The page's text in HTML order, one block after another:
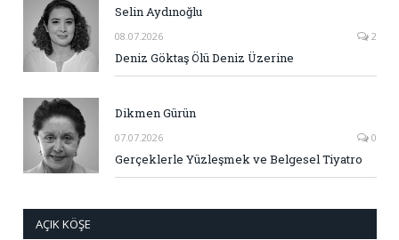
Selin Aydınoğlu
08.07.2026 2
Deniz Göktaş Ölü Deniz Üzerine
Dikmen Gürün
07.07.2026 0
Gerçeklerle Yüzleşmek ve Belgesel Tiyatro
AÇIK KÖŞE